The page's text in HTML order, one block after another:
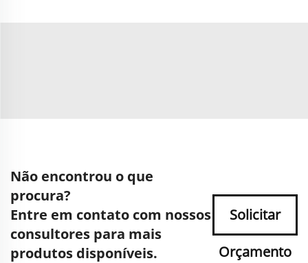
Não encontrou o que
procura?
Entre em contato com nossos
consultores para mais
produtos disponíveis.
Solicitar
Orçamento